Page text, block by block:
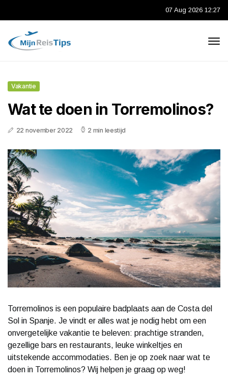
07 Aug 2026 12:27
Vakantie
Wat te doen in Torremolinos?
22 november 2022 2 min leestijd
Torremolinos is een populaire badplaats aan de Costa del
Sol in Spanje. Je vindt er alles wat je nodig hebt om een
onvergetelijke vakantie te beleven: prachtige stranden,
gezellige bars en restaurants, leuke winkeltjes en
uitstekende accommodaties. Ben je op zoek naar wat te
doen in Torremolinos? Wij helpen je graag op weg!